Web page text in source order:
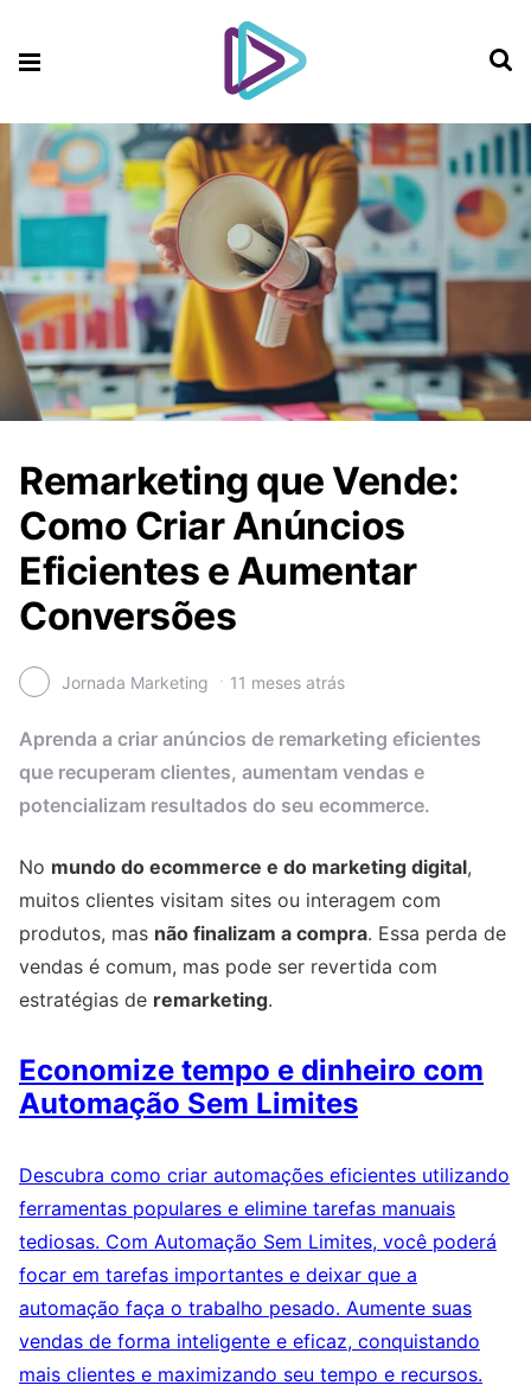
Remarketing que Vende:
Como Criar Anúncios
Eficientes e Aumentar
Conversões
Jornada Marketing 11 meses atrás
Aprenda a criar anúncios de remarketing eficientes
que recuperam clientes, aumentam vendas e
potencializam resultados do seu ecommerce.
No mundo do ecommerce e do marketing digital,
muitos clientes visitam sites ou interagem com
produtos, mas não finalizam a compra. Essa perda de
vendas é comum, mas pode ser revertida com
estratégias de remarketing.
Economize tempo e dinheiro com
Automação Sem Limites
Descubra como criar automações eficientes utilizando
ferramentas populares e elimine tarefas manuais
tediosas. Com Automação Sem Limites, você poderá
focar em tarefas importantes e deixar que a
automação faça o trabalho pesado. Aumente suas
vendas de forma inteligente e eficaz, conquistando
mais clientes e maximizando seu tempo e recursos.